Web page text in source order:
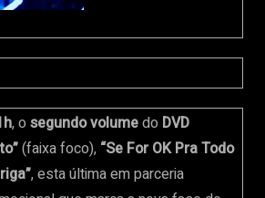
, o segundo volumedo DVD
(faixa foco), “Se For OK Pra Todo
, esta última em parceria